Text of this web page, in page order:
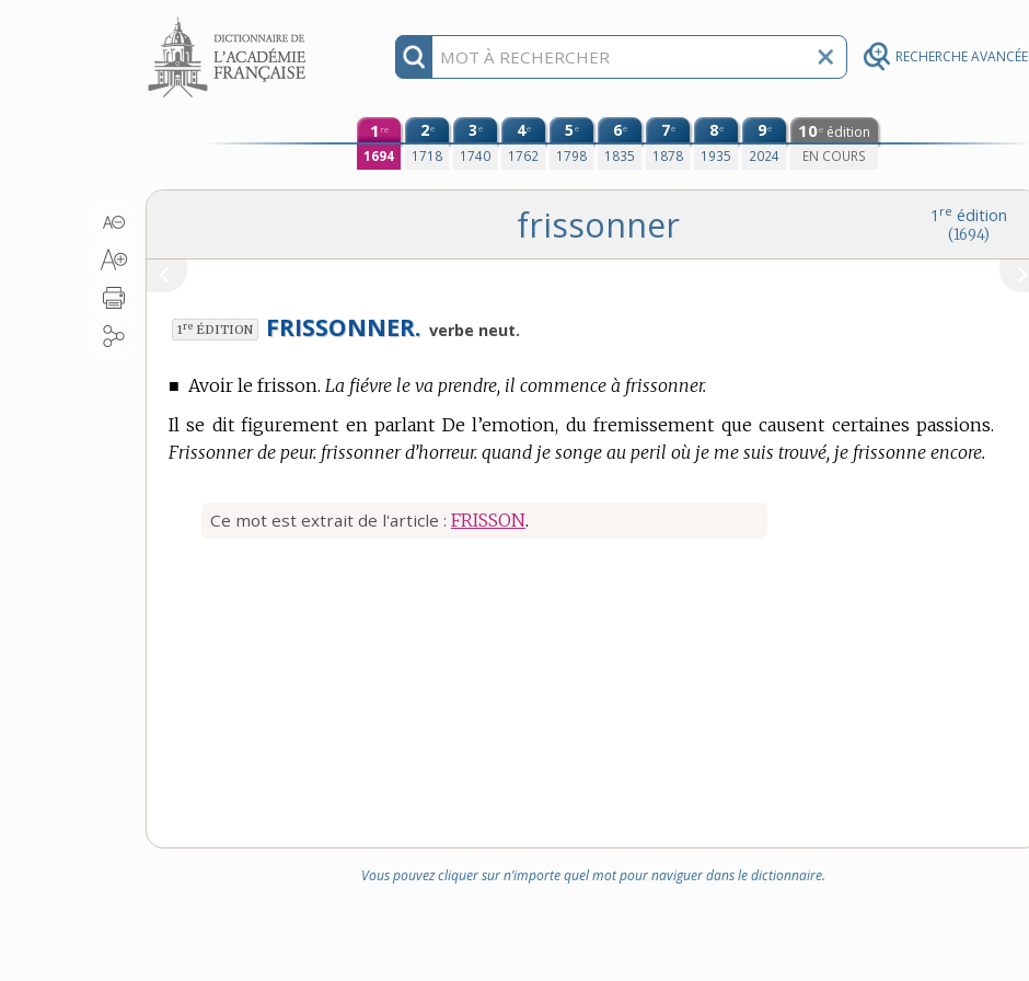
RECHERCHE AVANCÉE
Aller au contenu
1 re
1694
2e
1718
3e
1740
4e
1762
5e
1798
6e
1835
7e
1878
8e
1935
9e
2024
10e édition
EN COURS
1 re édition
(1694)
frissonner
1re ÉDITION FRISSONNER. verbe neut.
■ Avoir le frisson. La fiévre le va prendre, il commence à frissonner.
Il se dit figurement en parlant De l’emotion, du fremissement que causent certaines passions.
Frissonner de peur. frissonner d’horreur. quand je songe au peril où je me suis trouvé, je frissonne encore.
Ce mot est extrait de l'article : FRISSON.
Vous pouvez cliquer sur n’importe quel mot pour naviguer dans le dictionnaire.